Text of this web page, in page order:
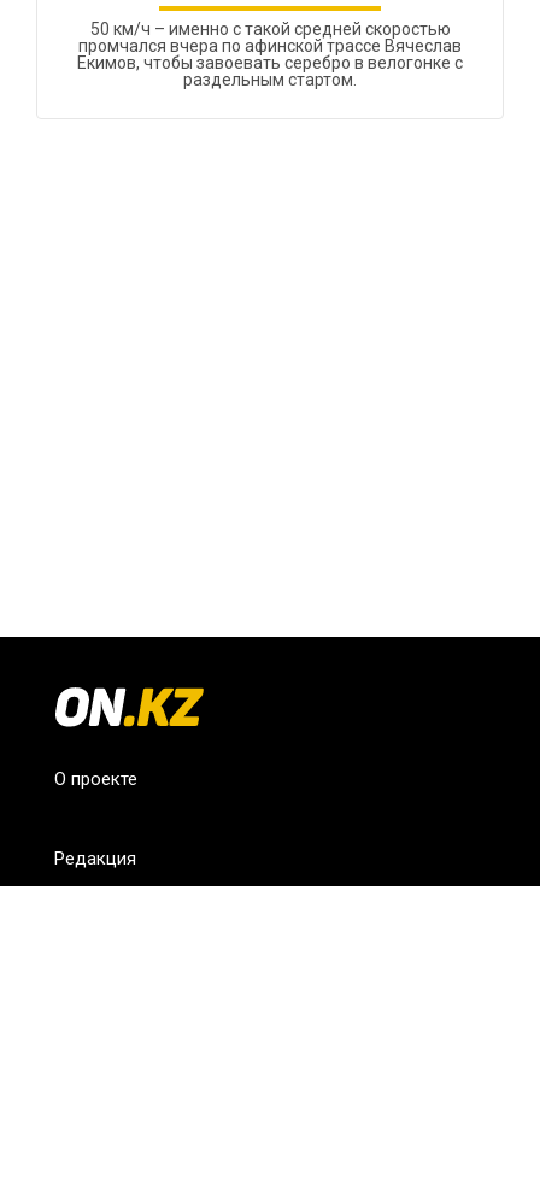
50 км/ч – именно с такой средней скоростью
промчался вчера по афинской трассе Вячеслав
Екимов, чтобы завоевать серебро в велогонке с
раздельным стартом.
О проекте
Редакция